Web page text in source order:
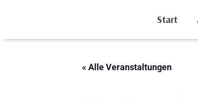
Start
« Alle Veranstaltungen